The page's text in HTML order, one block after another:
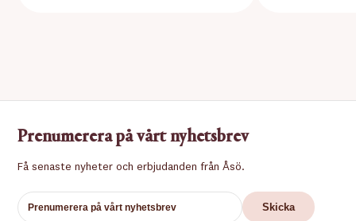
Prenumerera på vårt nyhetsbrev
Få senaste nyheter och erbjudanden från Åsö.